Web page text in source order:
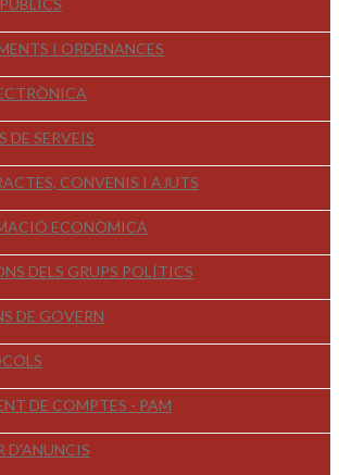
I ORDENANCES
DE SERVEIS
CONVENIS I AJUTS
ECONÒMICA
DELS GRUPS POLÍTICS
DE GOVERN
DE COMPTES - PAM
D'ANUNCIS